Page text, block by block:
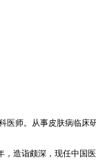
师。从事皮肤病临床
造诣颇深，现任中国